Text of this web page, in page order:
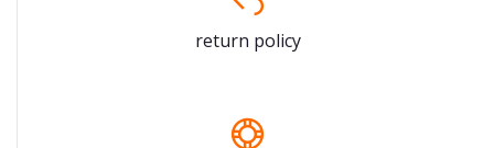
return policy